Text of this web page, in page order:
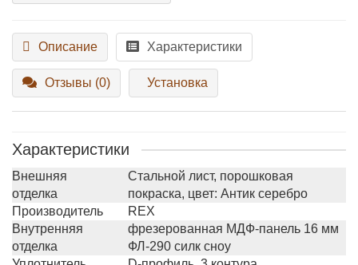
Описание Характеристики
Отзывы (0) Установка
Характеристики
Внешняя
отделка
Стальной лист, порошковая
покраска, цвет: Антик серебро
Производитель
REX
Внутренняя
отделка
фрезерованная МДФ-панель 16 мм
ФЛ-290 силк сноу